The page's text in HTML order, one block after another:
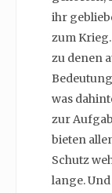
ihr
zum
zu denen
was
zur
bieten
Schutz
lange.